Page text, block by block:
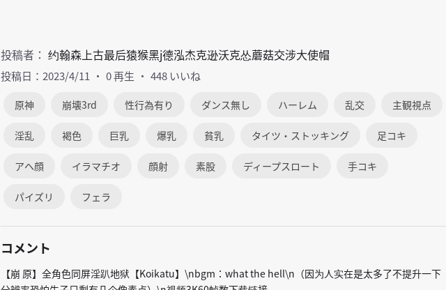
投稿者： 约翰森上古最后猿猴黑j德泓杰克逊沃克怂蘑菇交涉大使帽
投稿日：2023/4/11 0 再生 448 いいね
原神 崩壊3rd 性行為有り ダンス無し ハーレム 乱交 主観視点
淫乱 褐色 巨乳 爆乳 貧乳 タイツ・ストッキング 足コキ
アヘ顔 イラマチオ 顔射 素股 ディープスロート 手コキ
パイズリ フェラ
コメント
【崩 原】全角色同屏淫趴地狱【Koikatu】\nbgm：what the hell\n（因为人实在是太多了不提升一下